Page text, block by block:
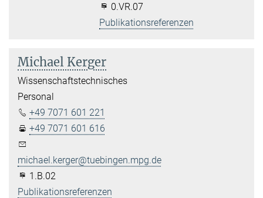
0.VR.07
Publikationsreferenzen
Michael Kerger
Wissenschaftstechnisches
Personal
+49 7071 601 221
+49 7071 601 616
michael.kerger@tuebingen.mpg.de
1.B.02
Publikationsreferenzen